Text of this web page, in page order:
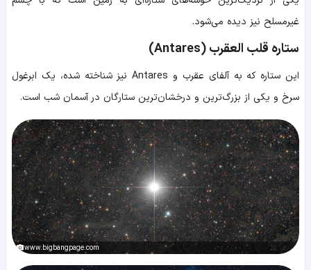
غیرمسلح نیز دیده می‌شود.
ستاره قلب العقرب (Antares)
این ستاره که به آلفای عقرب و Antares نیز شناخته شده، یک ابرغول
سرخ و یکی از بزرگ‌ترین و درخشان‌ترین ستارگان در آسمان شب است.
www.bigbangpage.com